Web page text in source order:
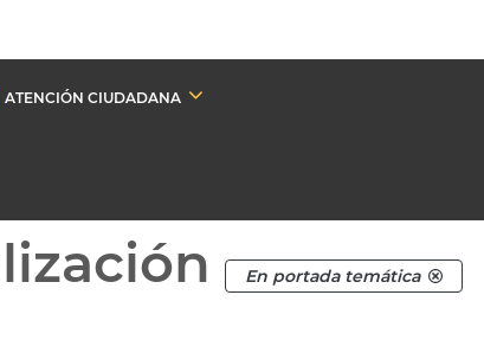
ATENCIÓN CIUDADANA
En portada temática